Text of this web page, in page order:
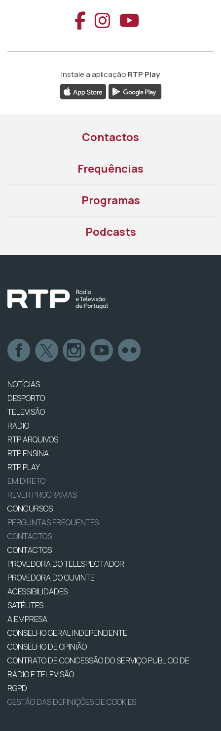
Aceder ao
Aceder ao
Aceder
Instale a aplicação RTP Play
Contactos
Frequências
Programas
Podcasts
NOTÍCIAS
DESPORTO
TELEVISÃO
RÁDIO
RTP ARQUIVOS
RTP ENSINA
RTP PLAY
EM DIRETO
REVER PROGRAMAS
CONCURSOS
PERGUNTAS FREQUENTES
CONTACTOS
CONTACTOS
PROVEDORA DO TELESPECTADOR
PROVEDORA DO OUVINTE
ACESSIBILIDADES
SATÉLITES
A EMPRESA
CONSELHO GERAL INDEPENDENTE
CONSELHO DE OPINIÃO
CONTRATO DE CONCESSÃO DO SERVIÇO PÚBLICO DE
RÁDIO E TELEVISÃO
RGPD
GESTÃO DAS DEFINIÇÕES DE COOKIES